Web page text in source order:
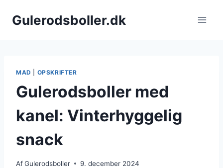
Gulerodsboller.dk
MAD OPSKRIFTER
Gulerodsboller med
kanel: Vinterhyggelig
snack
AfGulerodsboller 9. december 2024